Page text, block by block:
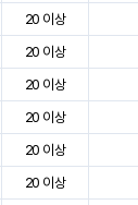
20 이상
20 이상
20 이상
20 이상
20 이상
20 이상